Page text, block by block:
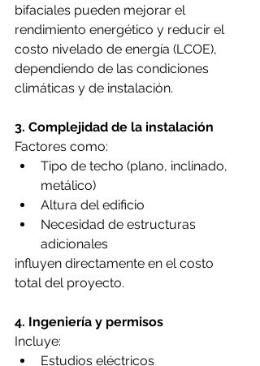
bifaciales pueden mejorar el
rendimiento energético y reducir el
costo nivelado de energía (LCOE),
dependiendo de las condiciones
climáticas y de instalación.
3. Complejidad de la instalación
Factores como:
Tipo de techo (plano, inclinado,
metálico)
Altura del edificio
Necesidad de estructuras
adicionales
influyen directamente en el costo
total del proyecto.
4. Ingeniería y permisos
Incluye:
Estudios eléctricos